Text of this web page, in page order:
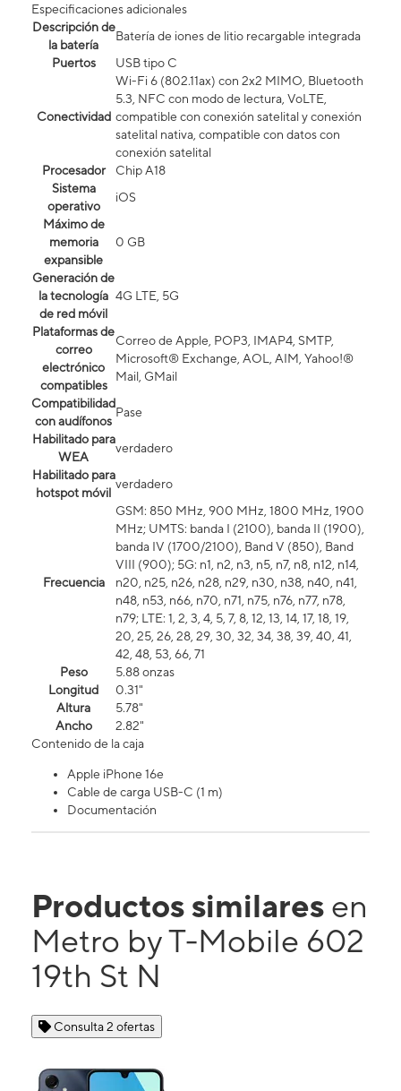
Especificaciones adicionales
Descripción de
la batería
Batería de iones de litio recargable integrada
Puertos
USB tipo C
Conectividad
Wi-Fi 6 (802.11ax) con 2x2 MIMO, Bluetooth
5.3, NFC con modo de lectura, VoLTE,
compatible con conexión satelital y conexión
satelital nativa, compatible con datos con
conexión satelital​​​​​​​
Procesador
Chip A18
Sistema
operativo
iOS
Máximo de
memoria
expansible
0 GB
Generación de
la tecnología
de red móvil
4G LTE, 5G
Plataformas de
correo
electrónico
compatibles
Correo de Apple, POP3, IMAP4, SMTP,
Microsoft® Exchange, AOL, AIM, Yahoo!®
Mail, GMail
Compatibilidad
con audífonos
Pase
Habilitado para
WEA
verdadero
Habilitado para
hotspot móvil
verdadero
Frecuencia
GSM: 850 MHz, 900 MHz, 1800 MHz, 1900
MHz; UMTS: banda I (2100), banda II (1900),
banda IV (1700/2100), Band V (850), Band
VIII (900); 5G: n1, n2, n3, n5, n7, n8, n12, n14,
n20, n25, n26, n28, n29, n30, n38, n40, n41,
n48, n53, n66, n70, n71, n75, n76, n77, n78,
n79; LTE: 1, 2, 3, 4, 5, 7, 8, 12, 13, 14, 17, 18, 19,
20, 25, 26, 28, 29, 30, 32, 34, 38, 39, 40, 41,
42, 48, 53, 66, 71
Peso
5.88 onzas
Longitud
0.31"
Altura
5.78"
Ancho
2.82"
Contenido de la caja
Apple iPhone 16e
Cable de carga USB-C (1 m)
Documentación
Productos similares en
Metro by T-Mobile 602
19th St N
Consulta 2 ofertas